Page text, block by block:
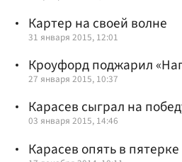
Картер на своей волне
31 января 2015, 12:01
Кроуфорд поджарил
27 января 2015, 10:37
Карасев сыграл на
03 января 2015, 14:46
Карасев опять в пятерке